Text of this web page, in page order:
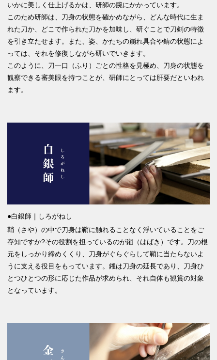
いかに美しく仕上げるかは、研師の腕にかかっています。
このため研師は、刀身の状態を確かめながら、どんな時代に生ま
れた刀か、どこで作られた刀かを加味し、研ぐことで刀剣の特徴
を引き立たせます。また、姿、かたちの崩れ具合や錆の状態によ
っては、それを修復しながら研いでいきます。
このように、刀一口（ふり）ごとの性格を見極め、刀身の状態を
観察できる審美眼を持つことが、研師にとっては肝要だといわれ
ます。
●白銀師｜しろがねし
鞘（さや）の中で刀身は鞘に触れることなく浮いていることをご
存知ですか?その役割を担っているのが鎺（はばき）です。刀の根
元をしっかり締めくくり、刀身がぐらぐらして鞘に当たらないよ
うに支える役目をもっています。鎺は刀身の延長であり、刀身ひ
とつひとつの形に応じた作品が求められ、それ自体も観賞の対象
となっています。